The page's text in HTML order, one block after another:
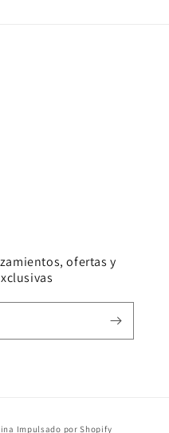
ofertas y
Impulsado por Shopify